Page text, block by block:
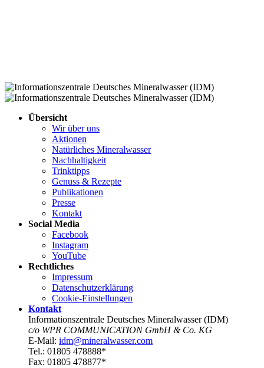
Übersicht
Wir über uns
Aktionen
Natürliches Mineralwasser
Nachhaltigkeit
Trinktipps
Genuss & Rezepte
Publikationen
Presse
Kontakt
Social Media
Facebook
Instagram
YouTube
Rechtliches
Impressum
Datenschutz­erklärung
Cookie-Einstellungen
Kontakt
Informationszentrale Deutsches Mineralwasser (IDM)
c/o WPR COMMUNICATION GmbH & Co. KG
E-Mail: idm@mineralwasser.com
Tel.: 01805 478888*
Fax: 01805 478877*